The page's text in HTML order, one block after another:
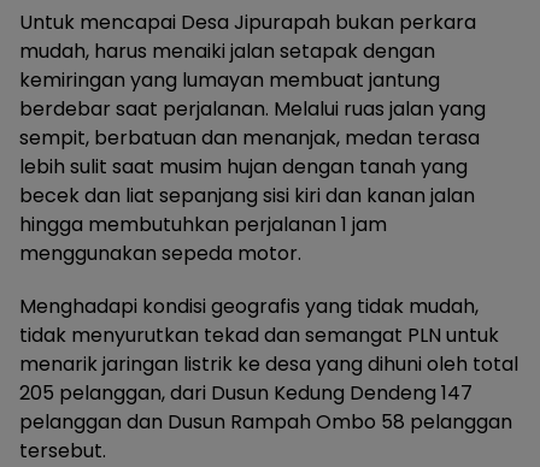
Untuk mencapai Desa Jipurapah bukan perkara
mudah, harus menaiki jalan setapak dengan
kemiringan yang lumayan membuat jantung
berdebar saat perjalanan. Melalui ruas jalan yang
sempit, berbatuan dan menanjak, medan terasa
lebih sulit saat musim hujan dengan tanah yang
becek dan liat sepanjang sisi kiri dan kanan jalan
hingga membutuhkan perjalanan 1 jam
menggunakan sepeda motor.
Menghadapi kondisi geografis yang tidak mudah,
tidak menyurutkan tekad dan semangat PLN untuk
menarik jaringan listrik ke desa yang dihuni oleh total
205 pelanggan, dari Dusun Kedung Dendeng 147
pelanggan dan Dusun Rampah Ombo 58 pelanggan
tersebut.